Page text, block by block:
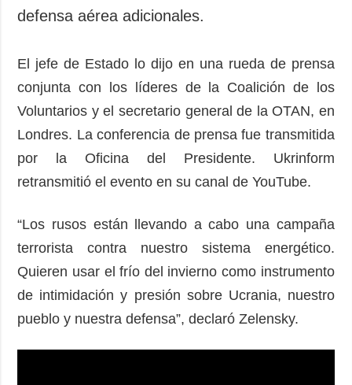
defensa aérea adicionales.
El jefe de Estado lo dijo en una rueda de prensa
conjunta con los líderes de la Coalición de los
Voluntarios y el secretario general de la OTAN, en
Londres. La conferencia de prensa fue transmitida
por la Oficina del Presidente. Ukrinform
retransmitió el evento en su canal de YouTube.
“Los rusos están llevando a cabo una campaña
terrorista contra nuestro sistema energético.
Quieren usar el frío del invierno como instrumento
de intimidación y presión sobre Ucrania, nuestro
pueblo y nuestra defensa”, declaró Zelensky.